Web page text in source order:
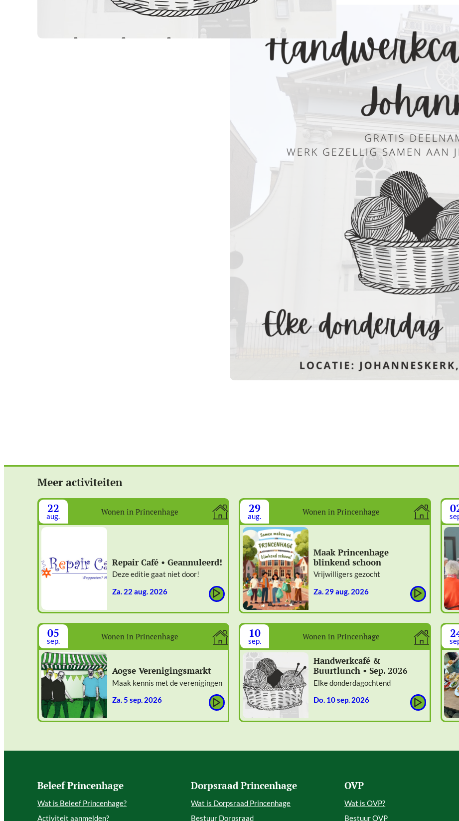
Meer activiteiten
22
aug. Wonen in Princenhage
Repair Café • Geannuleerd!
Deze editie gaat niet door!
za. 22 aug. 2026
29
aug. Wonen in Princenhage
Maak Princenhage
blinkend schoon
Vrijwilligers gezocht
za. 29 aug. 2026
05
sep. Wonen in Princenhage
Aogse Verenigingsmarkt
Maak kennis met de verenigingen
za. 5 sep. 2026
10
sep. Wonen in Princenhage
Handwerkcafé &
Buurtlunch • Sep. 2026
Elke donderdagochtend
do. 10 sep. 2026
Beleef Princenhage
Wat is Beleef Princenhage?
Activiteit aanmelden?
Dorpsraad Princenhage
Wat is Dorpsraad Princenhage
Bestuur Dorpsraad
OVP
Wat is OVP?
Bestuur OVP